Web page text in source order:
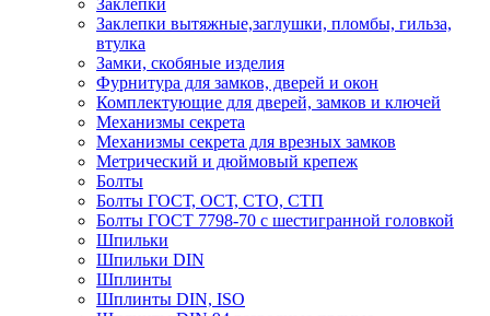
Заклепки
Заклепки вытяжные,заглушки, пломбы, гильза,
втулка
Замки, скобяные изделия
Фурнитура для замков, дверей и окон
Комплектующие для дверей, замков и ключей
Механизмы секрета
Механизмы секрета для врезных замков
Метрический и дюймовый крепеж
Болты
Болты ГОСТ, ОСТ, СТО, СТП
Болты ГОСТ 7798-70 с шестигранной головкой
Шпильки
Шпильки DIN
Шплинты
Шплинты DIN, ISO